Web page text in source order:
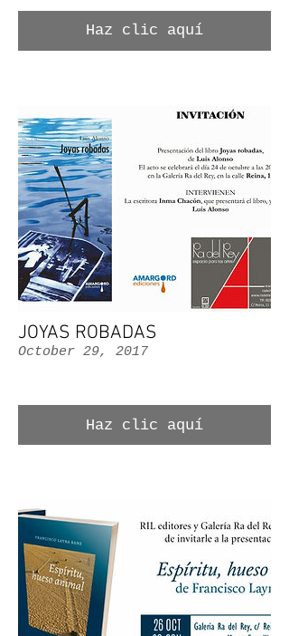
Haz clic aquí
JOYAS ROBADAS
October 29, 2017
Haz clic aquí